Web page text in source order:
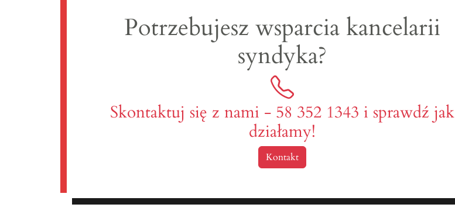
Potrzebujesz wsparcia kancelarii
syndyka?
Skontaktuj się z nami - 58 352 1343 i sprawdź jak
działamy!
Kontakt